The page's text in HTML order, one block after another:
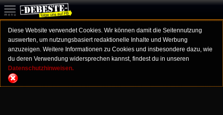
Diese Website verwendet Cookies. Wir können damit die Seitennutzung
auswerten, um nutzungsbasiert redaktionelle Inhalte und Werbung
anzuzeigen. Weitere Informationen zu Cookies und insbesondere dazu, wie
du deren Verwendung widersprechen kannst, findest du in unseren
Datenschutzhinweisen.